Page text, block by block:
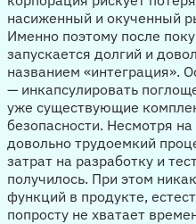
насиженный и окученный
Именно поэтому после
запускается долгий и
названием «интеграция».
— инкапсулировать
уже существующие
безопасности. Несмотря
довольно трудоемкий
затрат на разработку и
получилось. При этом
функций в продукте,
попросту не хватает